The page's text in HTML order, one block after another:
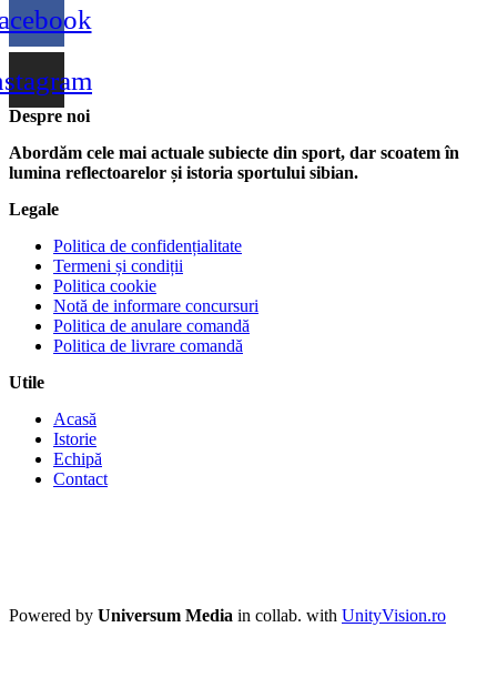
Despre noi
Abordăm cele mai actuale subiecte din sport, dar scoatem în
lumina reflectoarelor și istoria sportului sibian.
Legale
Politica de confidențialitate
Termeni și condiții
Politica cookie
Notă de informare concursuri
Politica de anulare comandă
Politica de livrare comandă
Utile
Acasă
Istorie
Echipă
Contact
Powered by Universum Media in collab. with UnityVision.ro